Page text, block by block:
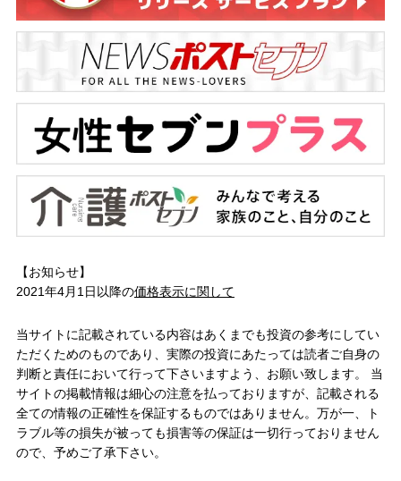
【お知らせ】
2021年4月1日以降の価格表示に関して
当サイトに記載されている内容はあくまでも投資の参考にしてい
ただくためのものであり、実際の投資にあたっては読者ご自身の
判断と責任において行って下さいますよう、お願い致します。 当
サイトの掲載情報は細心の注意を払っておりますが、記載される
全ての情報の正確性を保証するものではありません。万が一、ト
ラブル等の損失が被っても損害等の保証は一切行っておりません
ので、予めご了承下さい。